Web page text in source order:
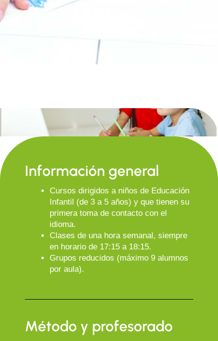
Información general
Cursos dirigidos a niños de Educación
Infantil (de 3 a 5 años) y que tienen su
primera toma de contacto con el
idioma.
Clases de una hora semanal, siempre
en horario de 17:15 a 18:15.
Grupos reducidos (máximo 9 alumnos
por aula).
Método y profesorado